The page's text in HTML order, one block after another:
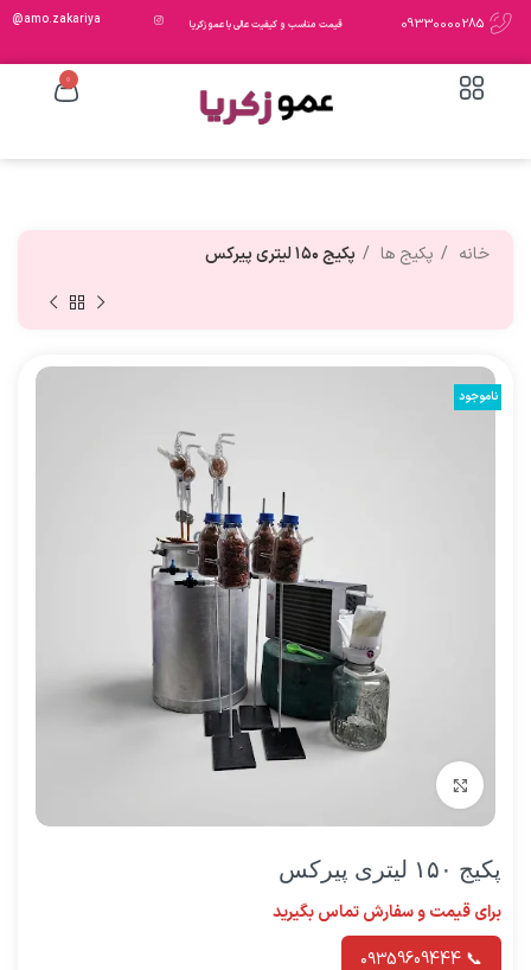
09330000285 قیمت مناسب و کیفیت عالی با عمو زکریا amo.zakariya@
0
خانه پکیج ها پکیج ۱۵۰ لیتری پیرکس
ناموجود
پکیج ۱۵۰ لیتری پیرکس
برای قیمت و سفارش تماس بگیرید
📞 ۰۹۳59609444